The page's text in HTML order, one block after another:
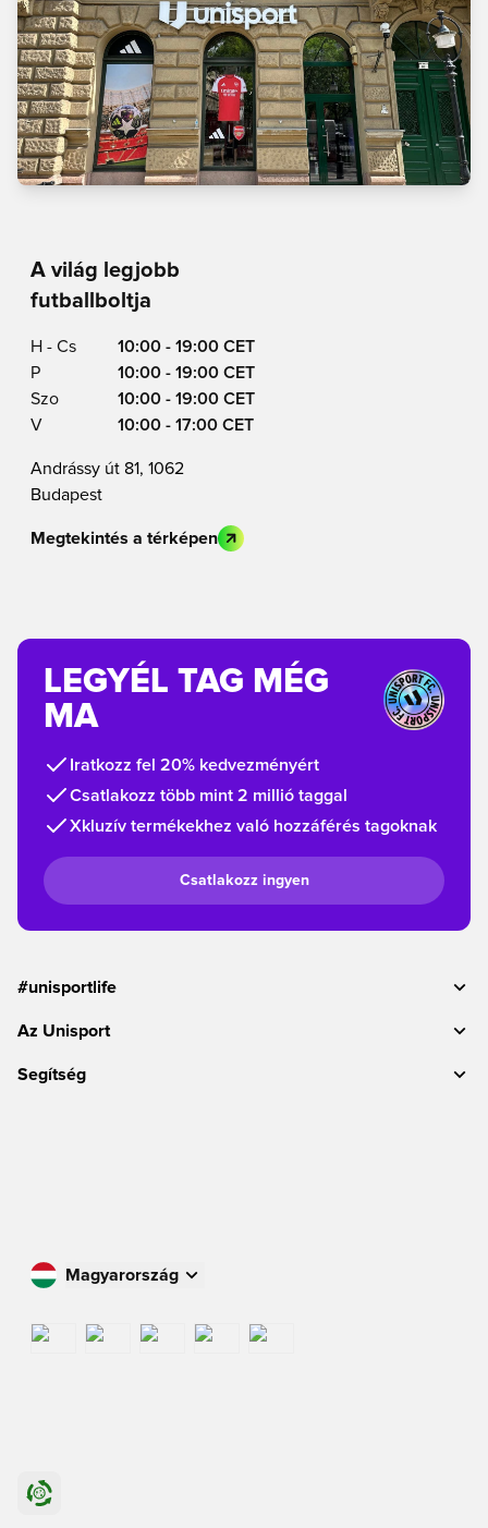
A világ legjobb
futballboltja
H - Cs
10:00 - 19:00 CET
P
10:00 - 19:00 CET
Szo
10:00 - 19:00 CET
V
10:00 - 17:00 CET
Andrássy út 81, 1062
Budapest
Megtekintés a térképen
LEGYÉL TAG MÉG
MA
Iratkozz fel 20% kedvezményért
Csatlakozz több mint 2 millió taggal
Xkluzív termékekhez való hozzáférés tagoknak
Csatlakozz ingyen
#unisportlife
Az Unisport
Segítség
Magyarország
International